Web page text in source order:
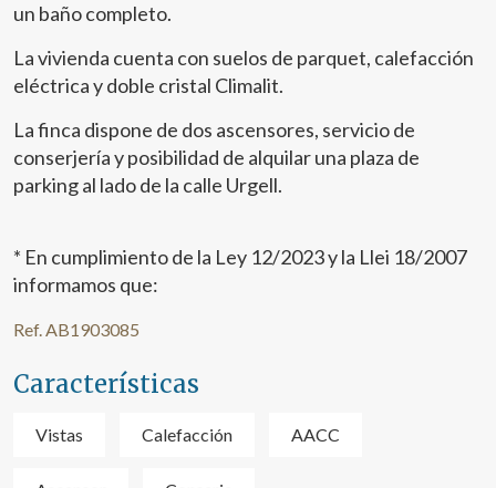
un baño completo.
La vivienda cuenta con suelos de parquet, calefacción
eléctrica y doble cristal Climalit.
La finca dispone de dos ascensores, servicio de
conserjería y posibilidad de alquilar una plaza de
parking al lado de la calle Urgell.
* En cumplimiento de la Ley 12/2023 y la Llei 18/2007
informamos que:
Ref. AB1903085
Características
Vistas Calefacción AACC
Modificar cookies
Técnicas y funcionales
Este sitio web utiliza Cookies propias para recopilar
información con la finalidad de mejorar nuestros servicios.